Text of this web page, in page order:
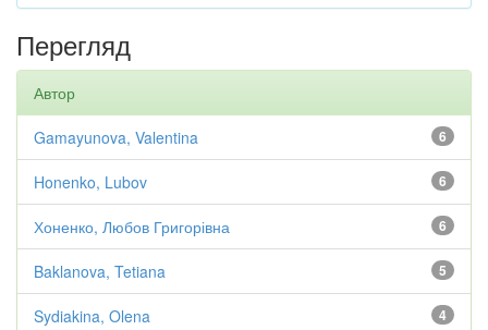
Перегляд
Автор
6
Gamayunova, Valentina
6
Honenko, Lubov
6
Хоненко, Любов Григорівна
5
Baklanova, Tetiana
4
Sydiakina, Olena